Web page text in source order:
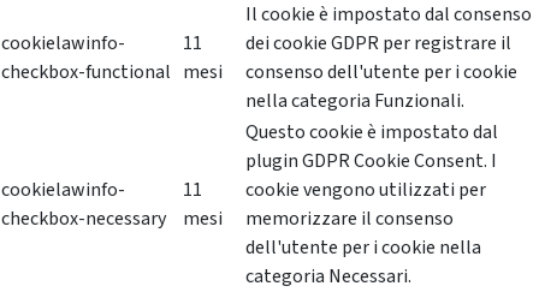
cookielawinfo-
checkbox-functional
11
mesi
Il cookie è impostato dal consenso
dei cookie GDPR per registrare il
consenso dell'utente per i cookie
nella categoria Funzionali.
cookielawinfo-
checkbox-necessary
11
mesi
Questo cookie è impostato dal
plugin GDPR Cookie Consent. I
cookie vengono utilizzati per
memorizzare il consenso
dell'utente per i cookie nella
categoria Necessari.